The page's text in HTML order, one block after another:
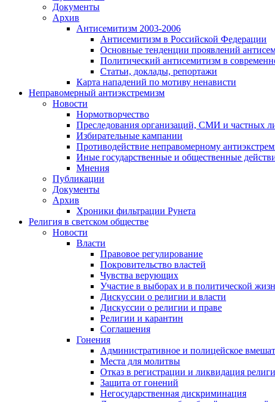
Документы
Архив
Антисемитизм 2003-2006
Антисемитизм в Российской Федерации
Основные тенденции проявлений
Политический антисемитизм в
Статьи, доклады, репортажи
Карта нападений по мотиву ненависти
Неправомерный антиэкстремизм
Новости
Нормотворчество
Преследования организаций, СМИ и частных
Избирательные кампании
Противодействие неправомерному
Иные государственные и общественные
Мнения
Публикации
Документы
Архив
Хроники фильтрации Рунета
Религия в светском обществе
Новости
Власти
Правовое регулирование
Покровительство властей
Чувства верующих
Участие в выборах и в политической
Дискуссии о религии и власти
Дискуссии о религии и праве
Религии и карантин
Соглашения
Гонения
Административное и полицейское
Места для молитвы
Отказ в регистрации и ликвидация
Защита от гонений
Негосударственная дискриминация